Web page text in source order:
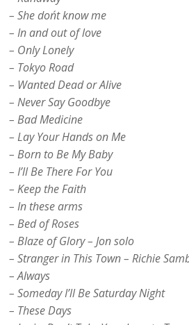
– She don´t know me
– In and out of love
– Only Lonely
– Tokyo Road
– Wanted Dead or Alive
– Never Say Goodbye
– Bad Medicine
– Lay Your Hands on Me
– Born to Be My Baby
– I’ll Be There For You
– Keep the Faith
– In these arms
– Bed of Roses
– Blaze of Glory – Jon solo
– Stranger in This Town – Richie
– Always
– Someday I’ll Be Saturday Night
– These Days